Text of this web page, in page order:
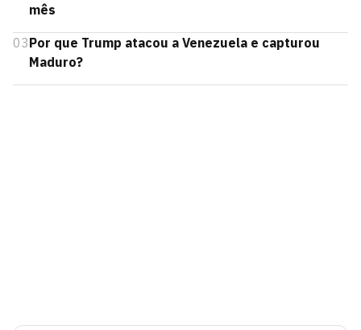
mês
03Por que Trump atacou a Venezuela e capturou
Maduro?